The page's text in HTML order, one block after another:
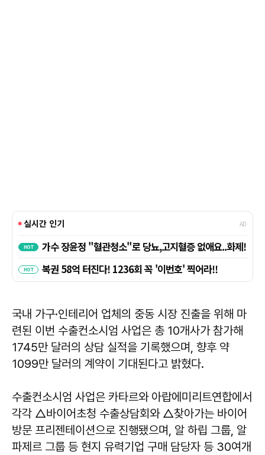
국내 가구·인테리어 업체의 중동 시장 진출을 위해 마
련된 이번 수출컨소시엄 사업은 총 10개사가 참가해
1745만 달러의 상담 실적을 기록했으며, 향후 약
1099만 달러의 계약이 기대된다고 밝혔다.
수출컨소시엄 사업은 카타르와 아랍에미리트연합에서
각각 △바이어초청 수출상담회와 △찾아가는 바이어
방문 프리젠테이션으로 진행됐으며, 알 하립 그룹, 알
파제르 그룹 등 현지 유력기업 구매 담당자 등 30여개